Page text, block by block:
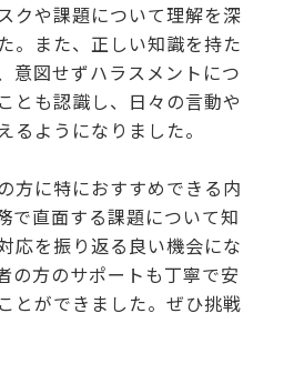
クや課題について理解を深
。また、正しい知識を持た
意図せずハラスメントにつ
とも認識し、日々の言動や
るようになりました。
方に特におすすめできる内
で直面する課題について知
応を振り返る良い機会にな
の方のサポートも丁寧で安
とができました。ぜひ挑戦